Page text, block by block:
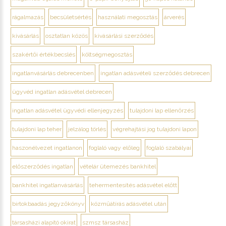
rágalmazás becsületsértés használati megosztás árverés
kivásárlás osztatlan közös kivásárlási szerződés
szakértői értékbecslés költségmegosztás
ingatlanvásárlás debrecenben ingatlan adásvételi szerződés debrecen
ügyvéd ingatlan adásvétel debrecen
ingatlan adásvétel ügyvédi ellenjegyzés tulajdoni lap ellenőrzés
tulajdoni lap teher jelzálog törlés végrehajtási jog tulajdoni lapon
haszonélvezet ingatlanon foglaló vagy előleg foglaló szabályai
előszerződés ingatlan vételár ütemezés bankhitel
bankhitel ingatlanvásárlás tehermentesítés adásvétel előtt
birtokbaadás jegyzőkönyv közműátírás adásvétel után
társasházi alapító okirat szmsz társasház